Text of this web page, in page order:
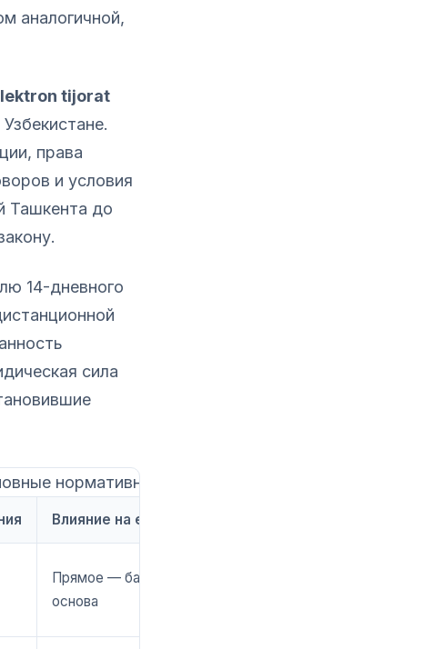
аналогичной,
tijorat
права
и условия
Ташкента до
14-дневного
сила
нормативные акты
Влияние на e-commerce
Прямое — базовая
основа